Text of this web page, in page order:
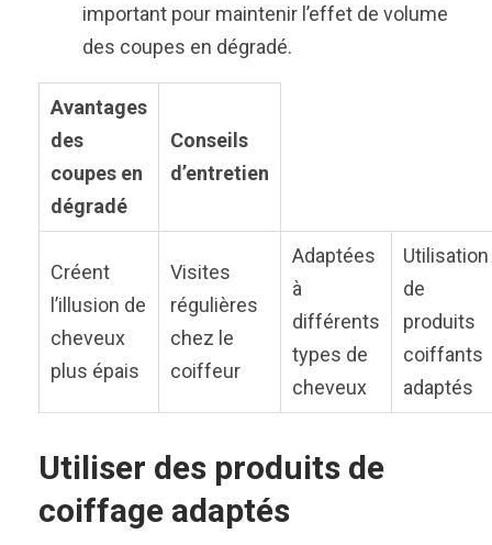
important pour maintenir l’effet de volume
des coupes en dégradé.
Avantages
des
coupes en
dégradé
Conseils
d’entretien
Créent
l’illusion de
cheveux
plus épais
Visites
régulières
chez le
coiffeur
Adaptées
à
différents
types de
cheveux
Utilisation
de
produits
coiffants
adaptés
Utiliser des produits de
coiffage adaptés